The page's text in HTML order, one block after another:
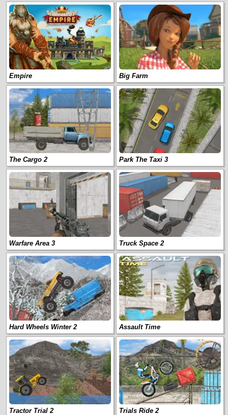
Empire Big Farm
The Cargo 2 Park The Taxi 3
Warfare Area 3 Truck Space 2
Hard Wheels Winter 2 Assault Time
Tractor Trial 2 Trials Ride 2